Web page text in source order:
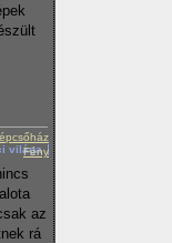
Fény
világa
az
rá